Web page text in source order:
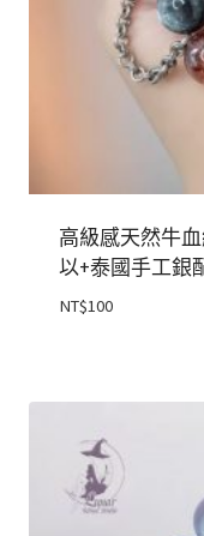
高級感天然牛
以+泰國手工銀
NT$100